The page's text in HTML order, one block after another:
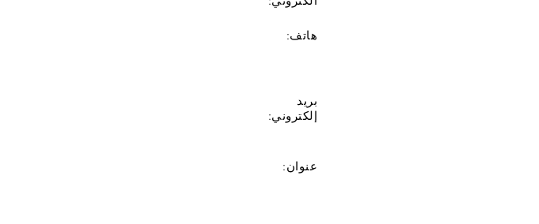
هاتف:
بريد
إلكتروني:
عنوان: